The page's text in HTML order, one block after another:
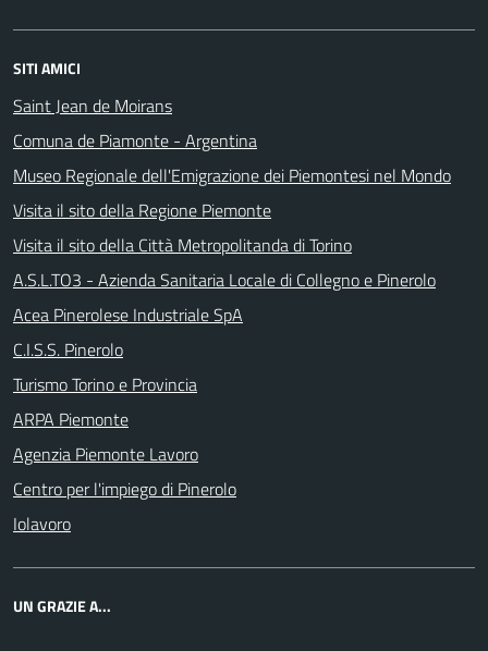
SITI AMICI
Saint Jean de Moirans
Comuna de Piamonte - Argentina
Museo Regionale dell'Emigrazione dei Piemontesi nel Mondo
Visita il sito della Regione Piemonte
Visita il sito della Città Metropolitanda di Torino
A.S.L.TO3 - Azienda Sanitaria Locale di Collegno e Pinerolo
Acea Pinerolese Industriale SpA
C.I.S.S. Pinerolo
Turismo Torino e Provincia
ARPA Piemonte
Agenzia Piemonte Lavoro
Centro per l'impiego di Pinerolo
Iolavoro
UN GRAZIE A...